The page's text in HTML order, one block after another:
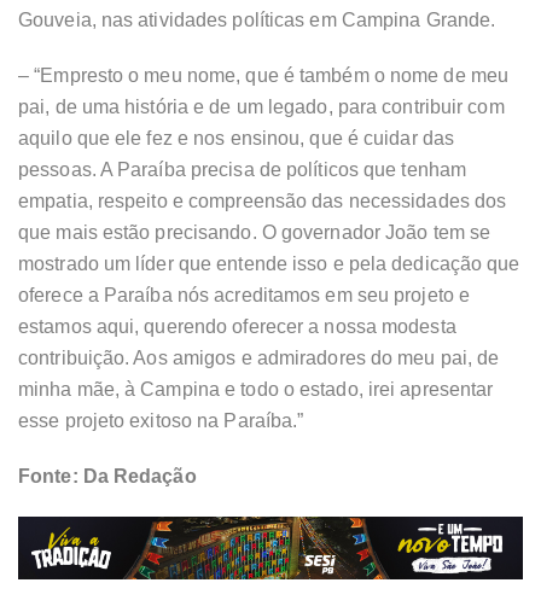
Gouveia, nas atividades políticas em Campina Grande.
– “Empresto o meu nome, que é também o nome de meu
pai, de uma história e de um legado, para contribuir com
aquilo que ele fez e nos ensinou, que é cuidar das
pessoas. A Paraíba precisa de políticos que tenham
empatia, respeito e compreensão das necessidades dos
que mais estão precisando. O governador João tem se
mostrado um líder que entende isso e pela dedicação que
oferece a Paraíba nós acreditamos em seu projeto e
estamos aqui, querendo oferecer a nossa modesta
contribuição. Aos amigos e admiradores do meu pai, de
minha mãe, à Campina e todo o estado, irei apresentar
esse projeto exitoso na Paraíba.”
Fonte: Da Redação